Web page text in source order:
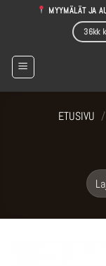
MYYMÄLÄT JA
36kk
ETUSIVU /